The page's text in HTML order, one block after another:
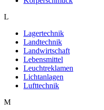
L
Lagertechnik
Landtechnik
Landwirtschaft
Lebensmittel
Leuchtreklamen
Lichtanlagen
Lufttechnik
M